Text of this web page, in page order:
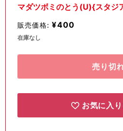
(1)
を
く
マダツボミのとう(U){スタ
販売価格: ¥400
在庫なし
売り切
お気に入